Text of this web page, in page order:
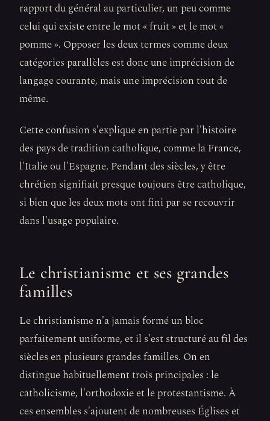
rapport du général au particulier, un peu comme
celui qui existe entre le mot « fruit » et le mot «
pomme ». Opposer les deux termes comme deux
catégories parallèles est donc une imprécision de
langage courante, mais une imprécision tout de
même.
Cette confusion s'explique en partie par l'histoire
des pays de tradition catholique, comme la France,
l'Italie ou l'Espagne. Pendant des siècles, y être
chrétien signifiait presque toujours être catholique,
si bien que les deux mots ont fini par se recouvrir
dans l'usage populaire.
Le christianisme et ses grandes
familles
Le christianisme n'a jamais formé un bloc
parfaitement uniforme, et il s'est structuré au fil des
siècles en plusieurs grandes familles. On en
distingue habituellement trois principales : le
catholicisme, l'orthodoxie et le protestantisme. À
ces ensembles s'ajoutent de nombreuses Églises et